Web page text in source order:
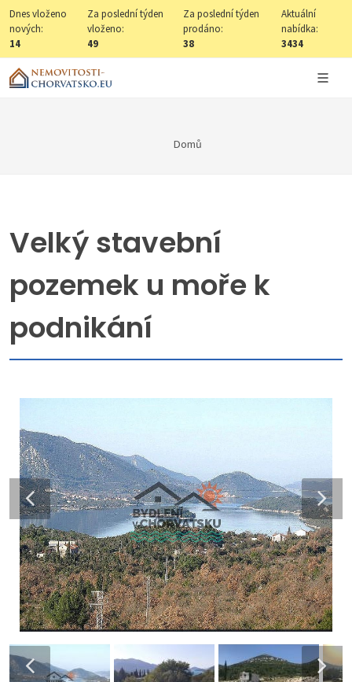
Dnes vloženo
nových:
14
Za poslední týden
vloženo:
49
Za poslední týden
prodáno:
38
Aktuální
nabídka:
3434
Domů
Velký stavební
pozemek u moře k
podnikání